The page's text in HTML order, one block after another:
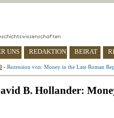
UNS REDAKTION BEIRAT
- Rezension von: Money in the Late Roman
B. Hollander: